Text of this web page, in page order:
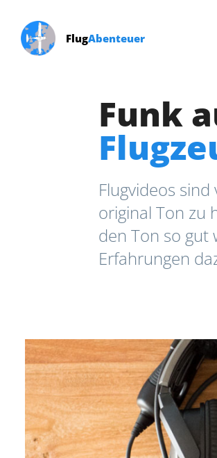
FlugAbenteuer
Funk
Flugvideos
original Ton zu
den Ton so gut
Erfahrungen